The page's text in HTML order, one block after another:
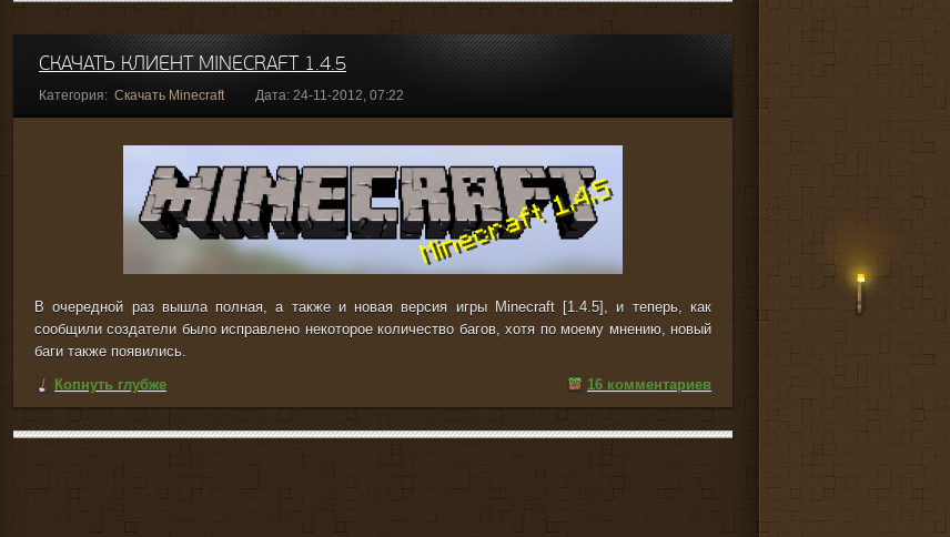
СКАЧАТЬ КЛИЕНТ MINECRAFT 1.4.5
Категория: Скачать Minecraft Дата: 24-11-2012, 07:22
В очередной раз вышла полная, а также и новая версия игры Minecraft [1.4.5], и теперь, как
сообщили создатели было исправлено некоторое количество багов, хотя по моему мнению, новый
баги также появились.
Копнуть глубже
16 комментариев